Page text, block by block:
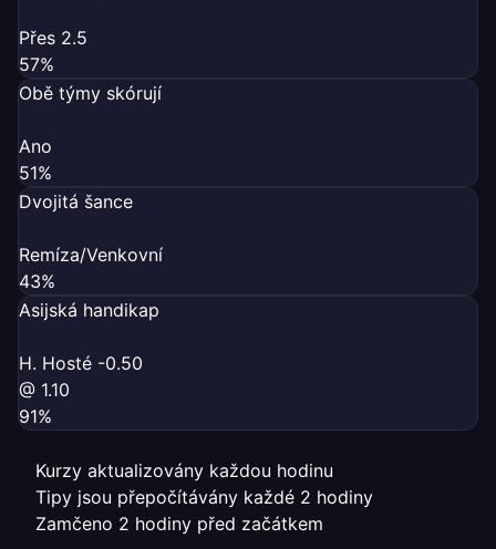
Přes 2.5
57%
Obě týmy skórují
Ano
51%
Dvojitá šance
Remíza/Venkovní
43%
Asijská handikap
H. Hosté -0.50
@ 1.10
91%
Kurzy aktualizovány každou hodinu
Tipy jsou přepočítávány každé 2 hodiny
Zamčeno 2 hodiny před začátkem